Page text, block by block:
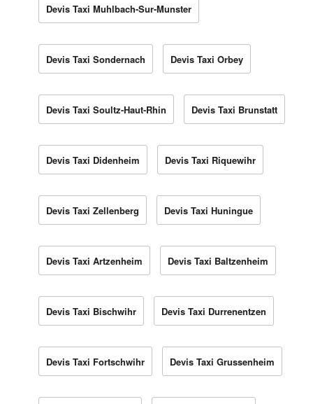
Devis Taxi Muhlbach-Sur-Munster
Devis Taxi Sondernach Devis Taxi Orbey
Devis Taxi Soultz-Haut-Rhin Devis Taxi Brunstatt
Devis Taxi Didenheim Devis Taxi Riquewihr
Devis Taxi Zellenberg Devis Taxi Huningue
Devis Taxi Artzenheim Devis Taxi Baltzenheim
Devis Taxi Bischwihr Devis Taxi Durrenentzen
Devis Taxi Fortschwihr Devis Taxi Grussenheim